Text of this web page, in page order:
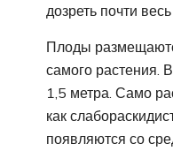
дозреть почти
Плоды
самого растения.
1,5 метра. Само
как
появляются со